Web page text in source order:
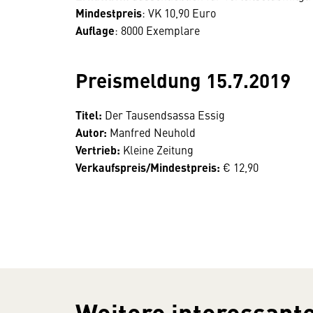
Mindestpreis: VK 10,90 Euro
Auflage: 8000 Exemplare
Preismeldung 15.7.2019
Titel: Der Tausendsassa Essig
Autor: Manfred Neuhold
Vertrieb: Kleine Zeitung
Verkaufspreis/Mindestpreis: € 12,90